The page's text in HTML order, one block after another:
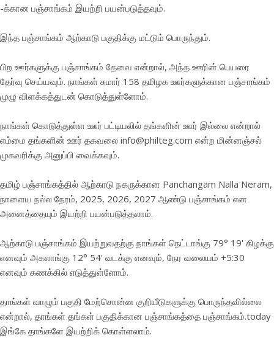
-க்கான பஞ்சாங்கம் இயற்றி பயன்படுத்தவும்.
இந்த பஞ்சாங்கம் ஆற்காடு பகுதிக்கு மட்டும் பொருந்தும்.
பிற ஊர்களுக்கு பஞ்சாங்கம் தேவை என்றால், அந்த ஊரின் பெயரை
தேர்வு செய்யவும். நாங்கள் சுமார் 158 தமிழக ஊர்களுக்கான பஞ்சாங்கம்
முழு விளக்கத்துடன் கொடுத்துள்ளோம்.
நாங்கள் கொடுத்துள்ள ஊர் பட்டியலில் தங்களின் ஊர் இல்லை என்றால்
எம்மை தங்களின் ஊர் தகவலை info@philteg.com என்ற மின்னஞ்சல்
முகவரிக்கு அனுப்பி வைக்கவும்.
தமிழ் பஞ்சாங்கத்தில் ஆற்காடு நகருக்கான Panchangam Nalla Neram,
நாளைய நல்ல நேரம், 2025, 2026, 2027 ஆண்டு பஞ்சாங்கம் என
அனைத்தையும் இயற்றி பயன்படுத்தலாம்.
ஆற்காடு பஞ்சாங்கம் இயற்றுவதற்கு நாங்கள் நெட்டாங்கு 79° 19' கிழக்கு
எனவும் அகலாங்கு 12° 54' வடக்கு எனவும், நேர வலையம் +5:30
எனவும் கணக்கில் எடுத்துள்ளோம்.
தாங்கள் வாழும் பகுதி மேற்சொன்ன குறியீடுகளுக்கு பொருந்தவில்லை
என்றால், தாங்கள் தங்கள் பகுதிக்கான பஞ்சாங்கத்தை பஞ்சாங்கம்.today
இங்கே தாங்களே இயற்றிக் கொள்ளலாம்.